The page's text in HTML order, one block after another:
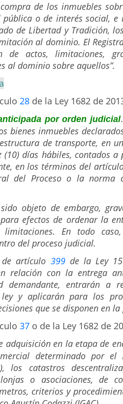
de los inmuebles
o de interés social, e
de Libertad y Tradición,
al dominio. El
de actos, limitaciones,
al dominio sobre aquellos”.
28 de la Ley 1682 de
por orden judicial
bienes inmuebles
de transporte, en
(10) días hábiles, contados
en los términos del
del Proceso o la norma
objeto de embargo,
efectos de ordenar la
limitaciones. En todo
del proceso judicial.
artículo 399de la Ley
relación con la entrega
demandante, entrarán a
y aplicarán para los
que se disponen en la
37 o de la Ley 1682 de
adquisición en la etapa de
determinado por el
los catastros
o asociaciones, de
criterios y